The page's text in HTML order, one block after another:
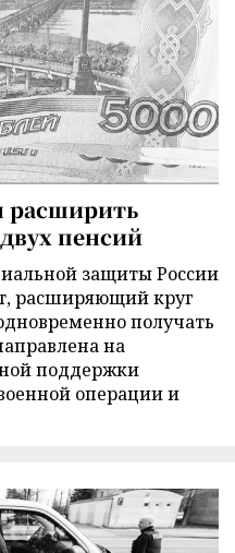
расширить
пенсий
защиты России
расширяющий круг
получать
на
поддержки
операции и